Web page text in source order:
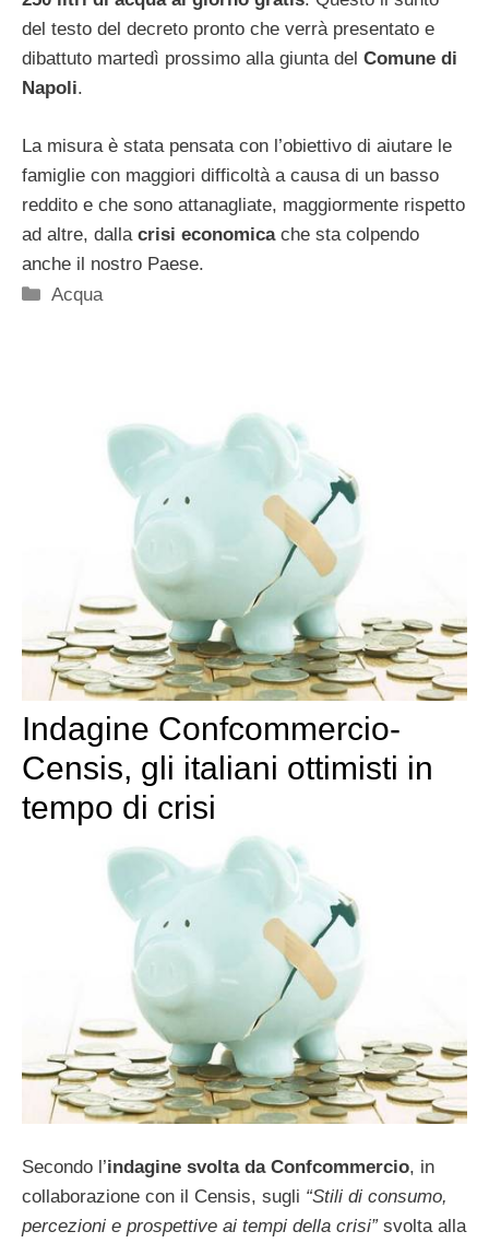
del testo del decreto pronto che verrà presentato e
dibattuto martedì prossimo alla giunta del Comune di
Napoli.
La misura è stata pensata con l’obiettivo di aiutare le
famiglie con maggiori difficoltà a causa di un basso
reddito e che sono attanagliate, maggiormente rispetto
ad altre, dalla crisi economicache sta colpendo
anche il nostro Paese.
Categorie
Acqua
Indagine Confcommercio-
Censis, gli italiani ottimisti in
tempo di crisi
Secondo l’indagine svolta da Confcommercio, in
collaborazione con il Censis, sugli “Stili di consumo,
percezioni e prospettive ai tempi della crisi”svolta alla